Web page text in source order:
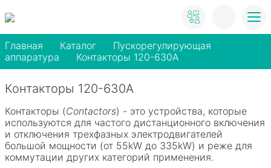
Главная Каталог
Пускорегулирующая
аппаратура
Контакторы 120-630A
Контакторы 120-630A
Контакторы (Contactors) - это устройства, которые
используются для частого дистанционного включения
и отключения трехфазных электродвигателей
большой мощности (от 55kW до 335kW) и реже для
коммутации других категорий применения.